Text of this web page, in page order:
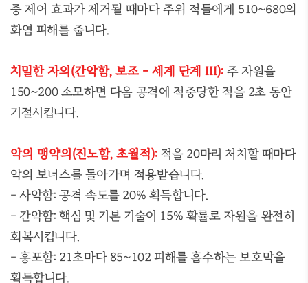
중 제어 효과가 제거될 때마다 주위 적들에게 510~680의
화염 피해를 줍니다.
치밀한 자의(간악함, 보조 - 세계 단계 III): 주 자원을
150~200 소모하면 다음 공격에 적중당한 적을 2초 동안
기절시킵니다.
악의 맹약의(진노함, 초월적): 적을 20마리 처치할 때마다
악의 보너스를 돌아가며 적용받습니다.
- 사악함: 공격 속도를 20% 획득합니다.
- 간악함: 핵심 및 기본 기술이 15% 확률로 자원을 완전히
회복시킵니다.
- 훙포함: 21초마다 85~102 피해를 흡수하는 보호막을
획득합니다.